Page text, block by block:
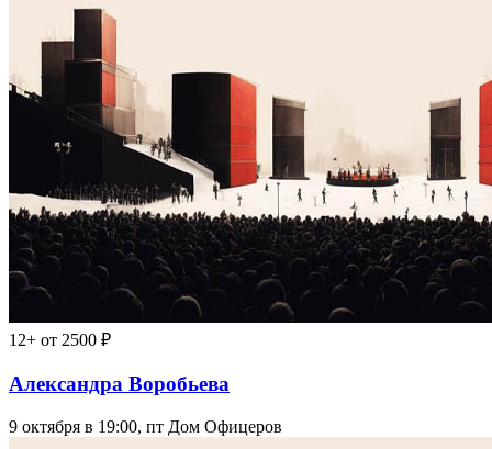
12+ от 2500 ₽
Александра Воробьева
9 октября в 19:00, пт Дом Офицеров